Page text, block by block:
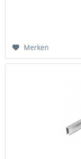
Merken